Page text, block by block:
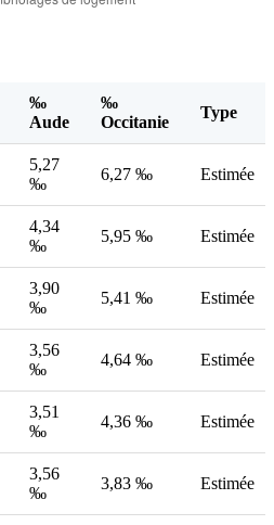
‰
Aude
‰
Occitanie
Type
5,27
‰
6,27 ‰ Estimée
4,34
‰
5,95 ‰ Estimée
3,90
‰
5,41 ‰ Estimée
3,56
‰
4,64 ‰ Estimée
3,51
‰
4,36 ‰ Estimée
3,56
‰
3,83 ‰ Estimée